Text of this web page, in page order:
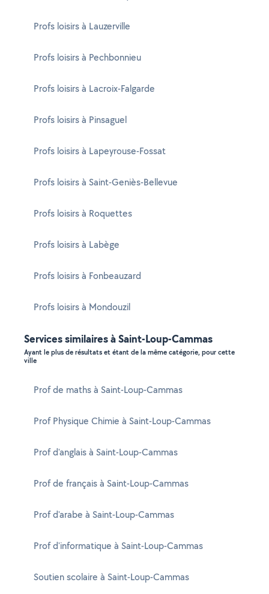
Profs loisirs à Lauzerville
Profs loisirs à Pechbonnieu
Profs loisirs à Lacroix-Falgarde
Profs loisirs à Pinsaguel
Profs loisirs à Lapeyrouse-Fossat
Profs loisirs à Saint-Geniès-Bellevue
Profs loisirs à Roquettes
Profs loisirs à Labège
Profs loisirs à Fonbeauzard
Profs loisirs à Mondouzil
Services similaires à Saint-Loup-Cammas
Ayant le plus de résultats et étant de la même catégorie, pour cette
ville
Prof de maths à Saint-Loup-Cammas
Prof Physique Chimie à Saint-Loup-Cammas
Prof d'anglais à Saint-Loup-Cammas
Prof de français à Saint-Loup-Cammas
Prof d'arabe à Saint-Loup-Cammas
Prof d'informatique à Saint-Loup-Cammas
Soutien scolaire à Saint-Loup-Cammas